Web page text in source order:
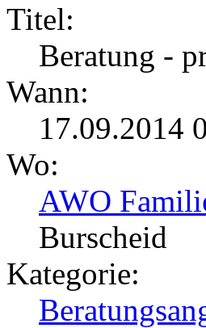
Titel:
Beratung -
Wann:
17.09.2014
Wo:
AWO
Burscheid
Kategorie: